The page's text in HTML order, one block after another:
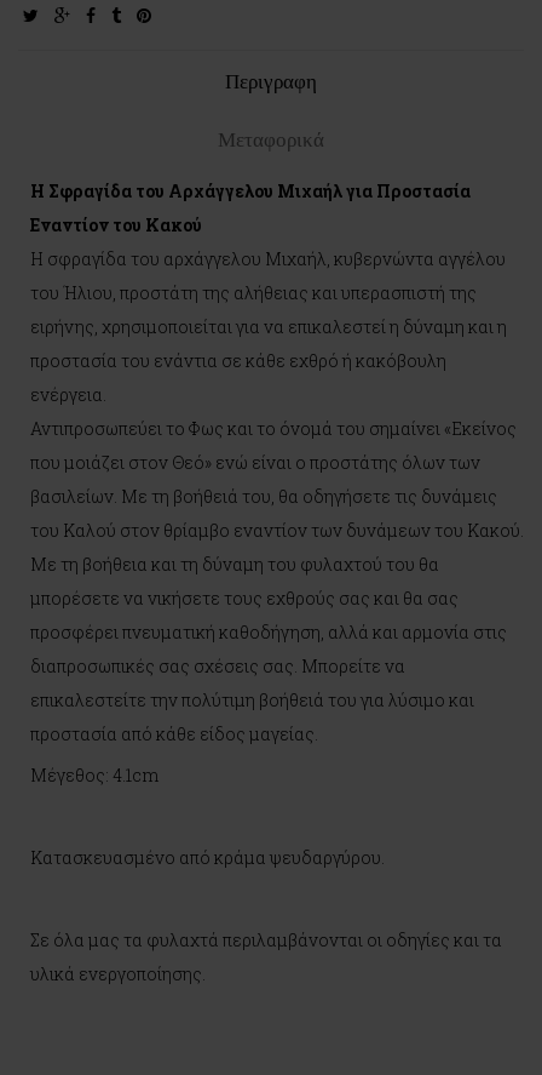
twittergoogle-facebook
tumblrpinterest
Περιγραφη
Μεταφορικά
Η Σφραγίδα του Αρχάγγελου Μιχαήλ για Προστασία
Εναντίον του Κακού
Η σφραγίδα του αρχάγγελου Μιχαήλ, κυβερνώντα αγγέλου
του Ήλιου, προστάτη της αλήθειας και υπερασπιστή της
ειρήνης, χρησιμοποιείται για να επικαλεστεί η δύναμη και η
προστασία του ενάντια σε κάθε εχθρό ή κακόβουλη
ενέργεια.
Αντιπροσωπεύει το Φως και το όνομά του σημαίνει «Εκείνος
που μοιάζει στον Θεό» ενώ είναι ο προστάτης όλων των
βασιλείων. Με τη βοήθειά του, θα οδηγήσετε τις δυνάμεις
του Καλού στον θρίαμβο εναντίον των δυνάμεων του Κακού.
Με τη βοήθεια και τη δύναμη του φυλαχτού του θα
μπορέσετε να νικήσετε τους εχθρούς σας και θα σας
προσφέρει πνευματική καθοδήγηση, αλλά και αρμονία στις
διαπροσωπικές σας σχέσεις σας. Μπορείτε να
επικαλεστείτε την πολύτιμη βοήθειά του για λύσιμο και
προστασία από κάθε είδος μαγείας.
Μέγεθος: 4.1cm
Κατασκευασμένο από κράμα ψευδαργύρου.
Σε όλα μας τα φυλαχτά περιλαμβάνονται οι οδηγίες και τα
υλικά ενεργοποίησης.